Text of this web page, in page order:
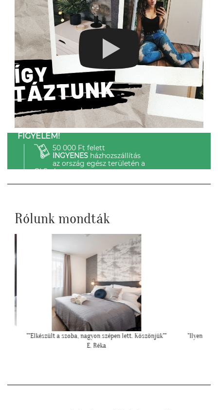
FIGYELEM!
50 000 Ft felett
INGYENESházhozszállítás
az ország egész területén a
GLS-el.
Rólunk mondták
"Ilyen lett a lányom szobájában a gyönyörű
cseresznye virágos tapéta."
""Kicsit